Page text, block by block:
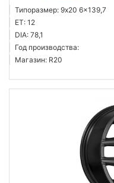
Типоразмер: 9x20 6x139,7
ET: 12
DIA: 78,1
Год производства:
Магазин: R20